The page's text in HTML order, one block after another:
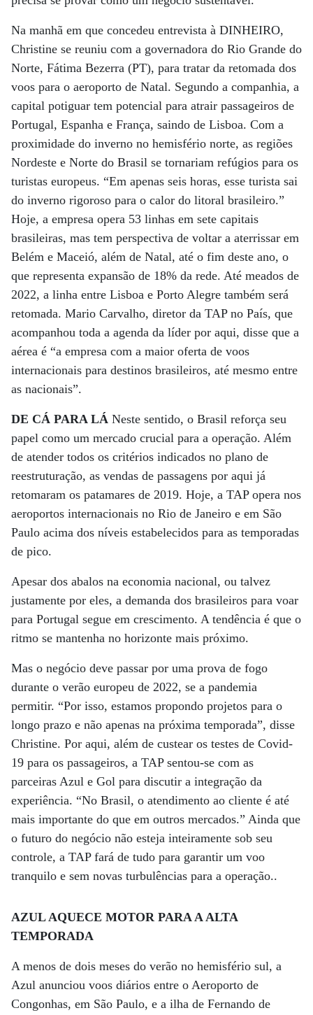
Na manhã em que concedeu entrevista à DINHEIRO,
Christine se reuniu com a governadora do Rio Grande do
Norte, Fátima Bezerra (PT), para tratar da retomada dos
voos para o aeroporto de Natal. Segundo a companhia, a
capital potiguar tem potencial para atrair passageiros de
Portugal, Espanha e França, saindo de Lisboa. Com a
proximidade do inverno no hemisfério norte, as regiões
Nordeste e Norte do Brasil se tornariam refúgios para os
turistas europeus. “Em apenas seis horas, esse turista sai
do inverno rigoroso para o calor do litoral brasileiro.”
Hoje, a empresa opera 53 linhas em sete capitais
brasileiras, mas tem perspectiva de voltar a aterrissar em
Belém e Maceió, além de Natal, até o fim deste ano, o
que representa expansão de 18% da rede. Até meados de
2022, a linha entre Lisboa e Porto Alegre também será
retomada. Mario Carvalho, diretor da TAP no País, que
acompanhou toda a agenda da líder por aqui, disse que a
aérea é “a empresa com a maior oferta de voos
internacionais para destinos brasileiros, até mesmo entre
as nacionais”.
DE CÁ PARA LÁ Neste sentido, o Brasil reforça seu
papel como um mercado crucial para a operação. Além
de atender todos os critérios indicados no plano de
reestruturação, as vendas de passagens por aqui já
retomaram os patamares de 2019. Hoje, a TAP opera nos
aeroportos internacionais no Rio de Janeiro e em São
Paulo acima dos níveis estabelecidos para as temporadas
de pico.
Apesar dos abalos na economia nacional, ou talvez
justamente por eles, a demanda dos brasileiros para voar
para Portugal segue em crescimento. A tendência é que o
ritmo se mantenha no horizonte mais próximo.
Mas o negócio deve passar por uma prova de fogo
durante o verão europeu de 2022, se a pandemia
permitir. “Por isso, estamos propondo projetos para o
longo prazo e não apenas na próxima temporada”, disse
Christine. Por aqui, além de custear os testes de Covid-
19 para os passageiros, a TAP sentou-se com as
parceiras Azul e Gol para discutir a integração da
experiência. “No Brasil, o atendimento ao cliente é até
mais importante do que em outros mercados.” Ainda que
o futuro do negócio não esteja inteiramente sob seu
controle, a TAP fará de tudo para garantir um voo
tranquilo e sem novas turbulências para a operação..
AZUL AQUECE MOTOR PARA A ALTA
TEMPORADA
A menos de dois meses do verão no hemisfério sul, a
Azul anunciou voos diários entre o Aeroporto de
Congonhas, em São Paulo, e a ilha de Fernando de